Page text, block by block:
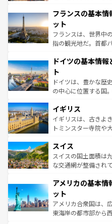
ませてくれるイタリ
なお、新着のイタリア
しい。
文化が根付くこの国
れる闘牛、そして美
る。首都マドリード
アートに溢れた街角
せる。地方によって
ンテンツ一覧 を参照
フランスの基本
ット
フランスは、世界中
指の観光地だ。首都
で、幅広い魅力が詰
聖堂、美しいビーチ
から魅了する。また
れ、フランス料理は
香り高いラベンダー
らに、パリ以外の地
も豊かな歴史と文化
を参照してほしい。
ドイツの基本情
ト
ドイツは、豊かな歴
の中心に位置する国
顔を持つこの国は、
ルリンの文化的活気
してライン川沿いの
は、お酒好きな人にはぜひ
ドイツ情報はコンテ
イギリス
イギリスは、古きよ
トミンスター寺院や
リアごとに異なる魅
ティー、ビール好き
戦など、本場だから
ンツ一覧を参照して
スイス
スイスの国土面積は
な交通網が整備され
の建物がそのまま残
博物館もあり、アル
ことができる。国民
者向けの交通パス提
アメリカの基本情
ット
アメリカ合衆国は、
東海岸の都市部から